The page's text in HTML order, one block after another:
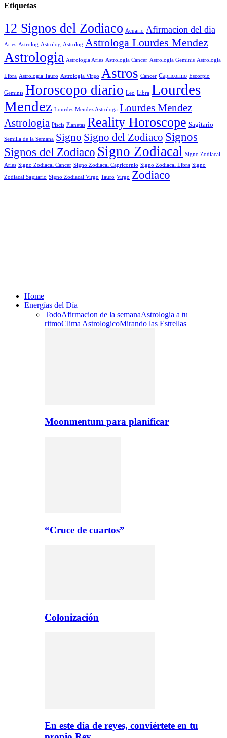
Etiquetas
12 Signos del Zodiaco Acuario Afirmacion del dia
Aries Astrolog Astrolog Astrolog Astrologa Lourdes Mendez
Astrologia Astrologia Aries Astrologia Cancer Astrologia Geminis Astrologia
Libra Astrologia Tauro Astrologia Virgo Astros Cancer Capricornio Escorpio
Geminis Horoscopo diario Leo Libra Lourdes
Mendez Lourdes Mendez Astrologa Lourdes Mendez
Astrologia Piscis Planetas Reality Horoscope Sagitario
Semilla de la Semana Signo Signo del Zodiaco Signos
Signos del Zodiaco Signo Zodiacal Signo Zodiacal
Aries Signo Zodiacal Cancer Signo Zodiacal Capricornio Signo Zodiacal Libra Signo
Zodiacal Sagitario Signo Zodiacal Virgo Tauro Virgo Zodiaco
Home
Energías del Día
TodoAfirmacion de la semanaAstrologia a tu
ritmoClima AstrologicoMirando las Estrellas
Moonmentum para planificar
“Cruce de cuartos”
Colonización
En este día de reyes, conviértete en tu